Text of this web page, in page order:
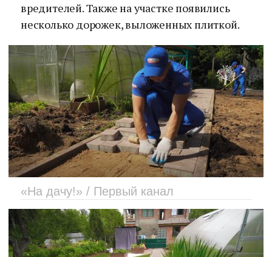
вредителей. Также на участке появились
несколько дорожек, выложенных плиткой.
«На дачу!» / Первый канал